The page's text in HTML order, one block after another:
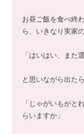
お昼ご飯を食べ終
ら、いきなり実家
「はいはい、また
と思いながら出た
「じゃがいもがと
らいますか」